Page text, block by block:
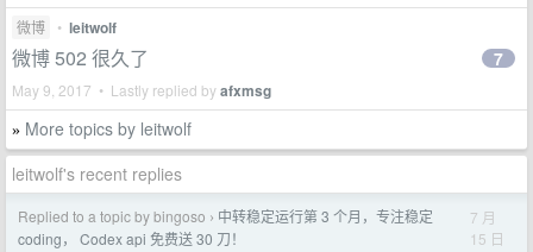
微博 • leitwolf
微博 502 很久了
May 9, 2017 • Lastly replied byafxmsg
7
» More topics by leitwolf
leitwolf's recent replies
Replied to a topic by bingoso › 中转稳定运行第 3 个月，专注稳定
coding， Codex api 免费送 30 刀！
7 月
15 日